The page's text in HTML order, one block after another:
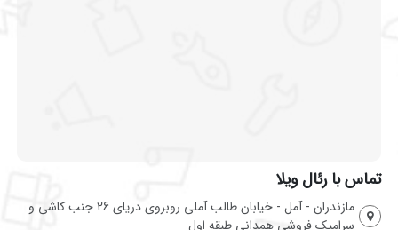
تماس با رئال ویلا
مازندران - آمل - خیابان طالب آملی روبروی دریای 26 جنب کاشی و
سرامیک فروشی همدانی طبقه اول